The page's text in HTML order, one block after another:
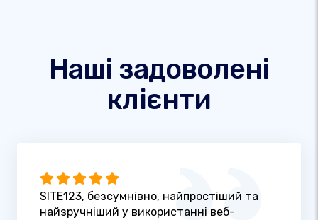
Наші задоволені
клієнти
SITE123, безсумнівно, найпростіший та
найзручніший у використанні веб-